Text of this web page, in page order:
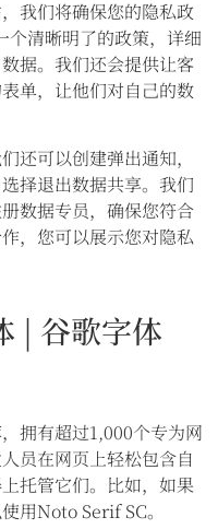
我们将确保您的隐私政
个清晰明了的政策，详细
据。我们还会提供让客
单，让他们对自己的数
还可以创建弹出通知，
择退出数据共享。我们
数据专员，确保您符合
，您可以展示您对隐私
| 谷歌字体
拥有超过1,000个专为网
员在网页上轻松包含自
托管它们。比如，如果
用Noto Serif SC。